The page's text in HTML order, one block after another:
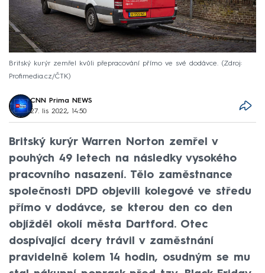
Britský kurýr zemřel kvůli přepracování přímo ve své dodávce.
Zdroj:
Profimedia.cz/ČTK
CNN Prima NEWS
27. lis 2022, 14:50
Britský kurýr Warren Norton zemřel v
pouhých 49 letech na následky vysokého
pracovního nasazení. Tělo zaměstnance
společnosti DPD objevili kolegové ve středu
přímo v dodávce, se kterou den co den
objížděl okolí města Dartford. Otec
dospívající dcery trávil v zaměstnání
pravidelně kolem 14 hodin, osudným se mu